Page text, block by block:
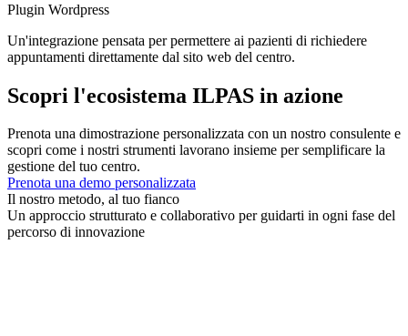
Plugin Wordpress
Un'integrazione pensata per permettere ai pazienti di richiedere
appuntamenti direttamente dal sito web del centro.
Scopri l'ecosistema ILPAS in azione
Prenota una dimostrazione personalizzata con un nostro consulente e
scopri come i nostri strumenti lavorano insieme per semplificare la
gestione del tuo centro.
Prenota una demo personalizzata
Il nostro metodo, al tuo fianco
Un approccio strutturato e collaborativo per guidarti in ogni fase del
percorso di innovazione